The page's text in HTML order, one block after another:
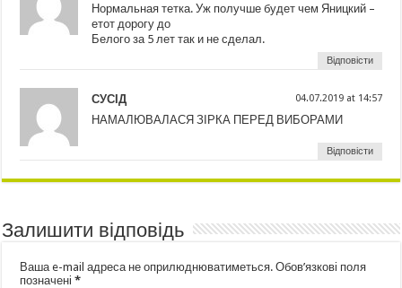
Нормальная тетка. Уж получше будет чем Яницкий –
етот дорогу до
Белого за 5 лет так и не сделал.
Відповісти
СУСІД 04.07.2019 at 14:57
НАМАЛЮВАЛАСЯ ЗІРКА ПЕРЕД ВИБОРАМИ
Відповісти
Залишити відповідь
Ваша e-mail адреса не оприлюднюватиметься. Обов’язкові поля
позначені*